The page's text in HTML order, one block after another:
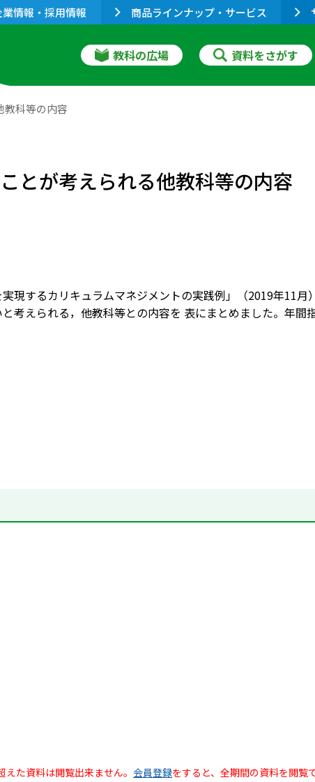
業情報・採用情報 商品ラインナップ・サービス
教科の広場 資料をさがす
教科等の内容
とが考えられる他教科等の内容
実現するカリキュラムマネジメントの実践例」（2019年11
考えられる，他教科等との内容を 表にまとめました。年
た資料は閲覧出来ません。 会員登録をすると、全期間の資料を閲覧